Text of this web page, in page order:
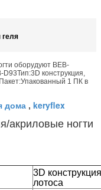
геля
оборудуют BEB-
конструкция,
1 ПК в
дома , keryflex
акриловые ногти
3D
лотоса